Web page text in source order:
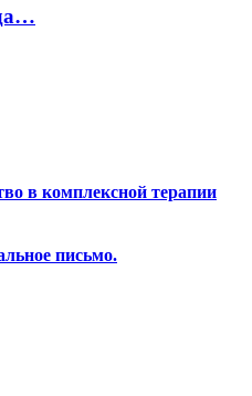
в комплексной терапии
письмо.